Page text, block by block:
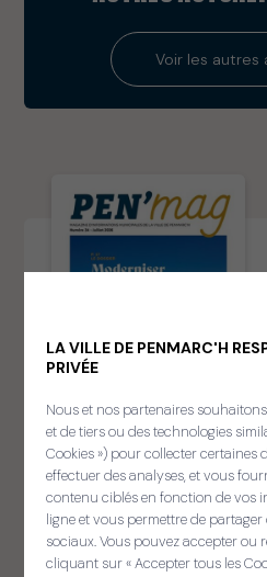
LA VILLE DE PENMARC'H
PRIVÉE
Nous et nos partenaires
et de tiers ou des technologies
Cookies ») pour collecter certaines
effectuer des analyses, et vous
contenu ciblés en fonction de vos
ligne et vous permettre de
sociaux. Vous pouvez accepter ou
cliquant sur « Accepter tous les
Voir les autres